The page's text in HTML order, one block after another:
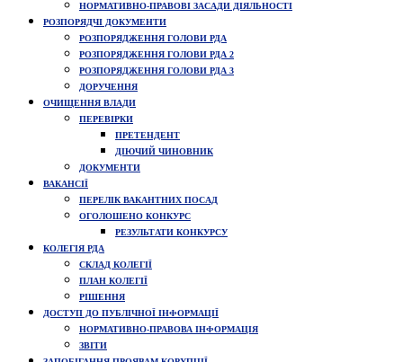
НОРМАТИВНО-ПРАВОВІ ЗАСАДИ ДІЯЛЬНОСТІ
РОЗПОРЯДЧІ ДОКУМЕНТИ
РОЗПОРЯДЖЕННЯ ГОЛОВИ РДА
РОЗПОРЯДЖЕННЯ ГОЛОВИ РДА 2
РОЗПОРЯДЖЕННЯ ГОЛОВИ РДА 3
ДОРУЧЕННЯ
ОЧИЩЕННЯ ВЛАДИ
ПЕРЕВІРКИ
ПРЕТЕНДЕНТ
ДІЮЧИЙ ЧИНОВНИК
ДОКУМЕНТИ
ВАКАНСІЇ
ПЕРЕЛІК ВАКАНТНИХ ПОСАД
ОГОЛОШЕНО КОНКУРС
РЕЗУЛЬТАТИ КОНКУРСУ
КОЛЕГІЯ РДА
СКЛАД КОЛЕГІЇ
ПЛАН КОЛЕГІЇ
РІШЕННЯ
ДОСТУП ДО ПУБЛІЧНОЇ ІНФОРМАЦІЇ
НОРМАТИВНО-ПРАВОВА ІНФОРМАЦІЯ
ЗВІТИ